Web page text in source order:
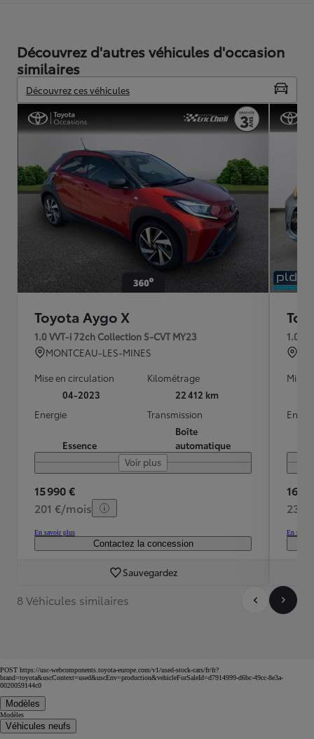
Découvrez d'autres véhicules d'occasion
similaires
Découvrez ces véhicules
Toyota Aygo X
1.0 VVT-i 72ch Collection S-CVT MY23
MONTCEAU-LES-MINES
Mise en circulation
04-2023
Kilométrage
22 412 km
Energie
Essence
Transmission
Boîte
automatique
Voir plus
15 990 €
201 €/mois
En savoir plus
Contactez la concession
Sauvegardez
1.0
Mise
16
238
En
8 Véhicules similaires
POST https://usc-webcomponents.toyota-europe.com/v1/used-stock-cars/fr/fr?
brand=toyota&uscContext=used&uscEnv=production&vehicleForSaleId=d7914999-d6bc-49cc-8e3a-
0020059144c0
Modèles
Modèles
Véhicules neufs